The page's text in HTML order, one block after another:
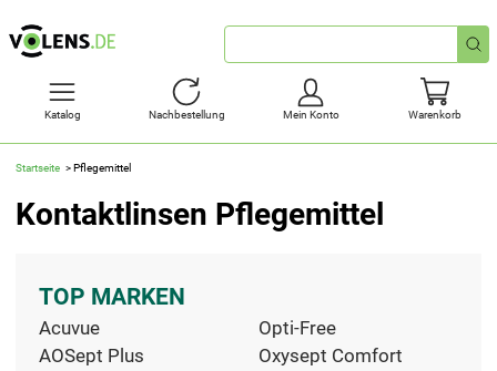
Schnellsuche
Katalog Nachbestellung Mein Konto Warenkorb
Startseite Pflegemittel
Kontaktlinsen Pflegemittel
TOP MARKEN
Acuvue
AOSept Plus
Opti-Free
Oxysept Comfort